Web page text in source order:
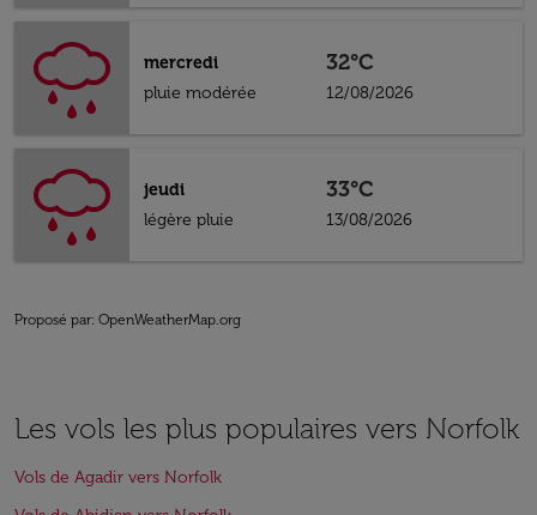
mercredi
pluie modérée
32°C
12/08/2026
jeudi
légère pluie
33°C
13/08/2026
Proposé par: OpenWeatherMap.org
Les vols les plus populaires vers Norfolk
Vols de Agadir vers Norfolk